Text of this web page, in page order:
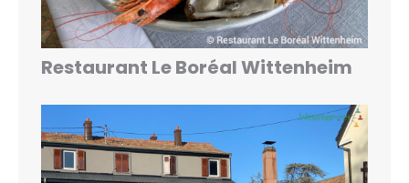
Restaurant Le Boréal Wittenheim